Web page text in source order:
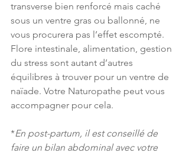
transverse bien renforcé mais caché
sous un ventre gras ou ballonné, ne
vous procurera pas l’effet escompté.
Flore intestinale, alimentation, gestion
du stress sont autant d’autres
équilibres à trouver pour un ventre de
naïade. Votre Naturopathe peut vous
accompagner pour cela.
*En post-partum, il est conseillé de
faire un bilan abdominal avec votre